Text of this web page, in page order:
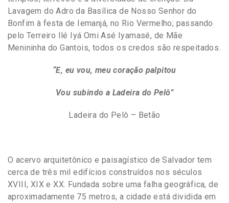
Lavagem do Adro da Basílica de Nosso Senhor do
Bonfim à festa de Iemanjá, no Rio Vermelho; passando
pelo Terreiro Ilé Iyá Omi Asé Iyamasé, de Mãe
Menininha do Gantois, todos os credos são respeitados.
“E, eu vou, meu coração palpitou
Vou subindo a Ladeira do Pelô”
Ladeira do Pelô – Betão
O acervo arquitetônico e paisagístico de Salvador tem
cerca de três mil edifícios construídos nos séculos
XVIII, XIX e XX. Fundada sobre uma falha geográfica, de
aproximadamente 75 metros, a cidade está dividida em